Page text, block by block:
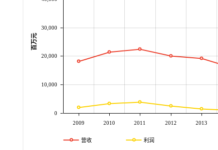
2009 2010 2011 2012 2013
0
10,000
20,000
30,000
百万元
营收 利润